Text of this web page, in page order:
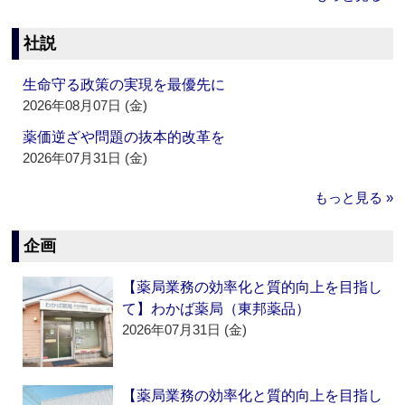
社説
生命守る政策の実現を最優先に
2026年08月07日 (金)
薬価逆ざや問題の抜本的改革を
2026年07月31日 (金)
もっと見る »
企画
【薬局業務の効率化と質的向上を目指し
て】わかば薬局（東邦薬品）
2026年07月31日 (金)
【薬局業務の効率化と質的向上を目指し